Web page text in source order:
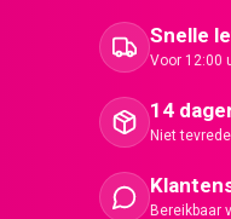
Snelle
Voor 12:00
14
Niet
Bereikbaar